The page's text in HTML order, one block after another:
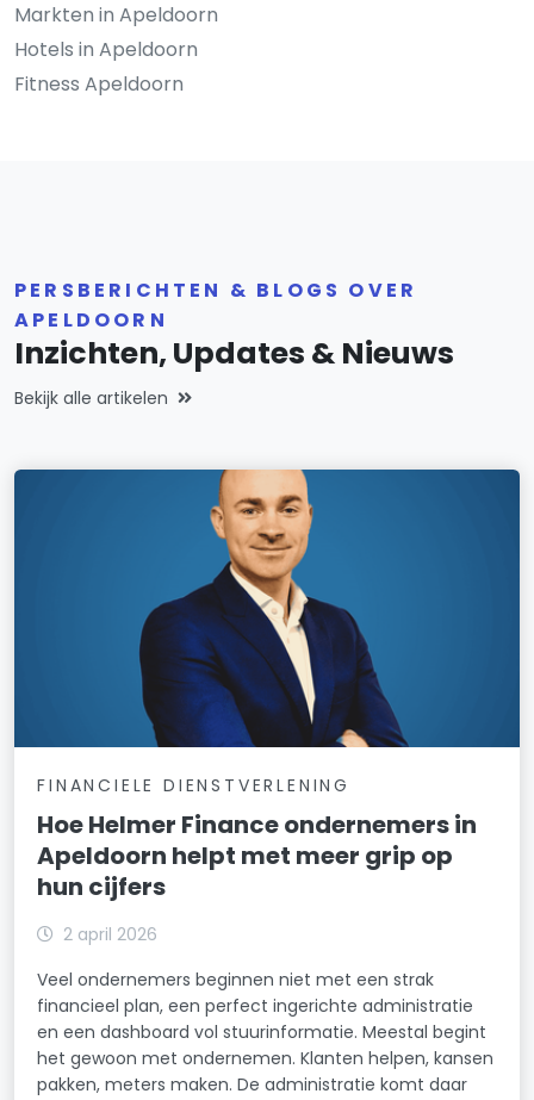
Markten in Apeldoorn
Hotels in Apeldoorn
Fitness Apeldoorn
PERSBERICHTEN & BLOGS OVER
APELDOORN
Inzichten, Updates & Nieuws
Bekijk alle artikelen
FINANCIELE DIENSTVERLENING
Hoe Helmer Finance ondernemers in
Apeldoorn helpt met meer grip op
hun cijfers
2 april 2026
Veel ondernemers beginnen niet met een strak
financieel plan, een perfect ingerichte administratie
en een dashboard vol stuurinformatie. Meestal begint
het gewoon met ondernemen. Klanten helpen, kansen
pakken, meters maken. De administratie komt daar